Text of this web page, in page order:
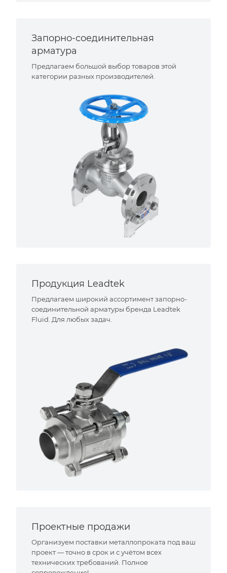
Запорно-соединительная
арматура
Предлагаем большой выбор товаров этой
категории разных производителей.
Продукция Leadtek
Предлагаем широкий ассортимент запорно-
соединительной арматуры бренда Leadtek
Fluid. Для любых задач.
Проектные продажи
Организуем поставки металлопроката под ваш
проект — точно в срок и с учётом всех
технических требований. Полное